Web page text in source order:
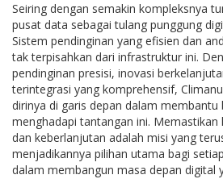
Seiring dengan semakin kompleksnya
pusat data sebagai tulang punggung
Sistem pendinginan yang efisien dan
tak terpisahkan dari infrastruktur ini.
pendinginan presisi, inovasi
terintegrasi yang komprehensif,
dirinya di garis depan dalam membantu
menghadapi tantangan ini. Memastikan
dan keberlanjutan adalah misi yang
menjadikannya pilihan utama bagi
dalam membangun masa depan digital